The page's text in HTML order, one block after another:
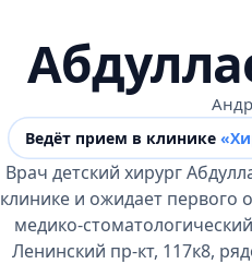
Ведёт прием в клинике
Врач детский хирург
клинике и ожидает первого
медико-
Ленинский пр-кт, 117к8,